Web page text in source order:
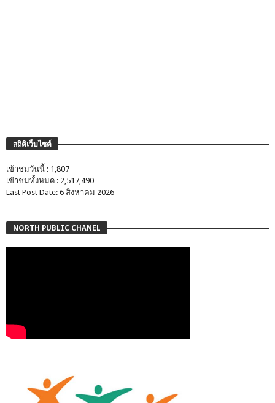
สถิติเว็บไซต์
เข้าชมวันนี้ : 1,807
เข้าชมทั้งหมด : 2,517,490
Last Post Date: 6 สิงหาคม 2026
NORTH PUBLIC CHANEL